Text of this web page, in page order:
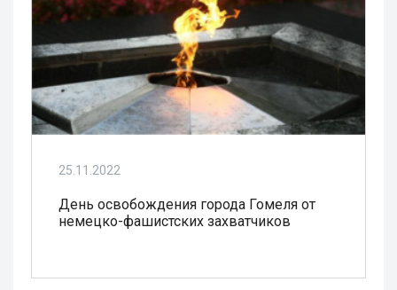
25.11.2022
День освобождения города Гомеля от
немецко-фашистских захватчиков